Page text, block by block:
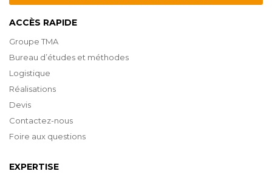
ACCÈS RAPIDE
Groupe TMA
Bureau d’études et méthodes
Logistique
Réalisations
Devis
Contactez-nous
Foire aux questions
EXPERTISE